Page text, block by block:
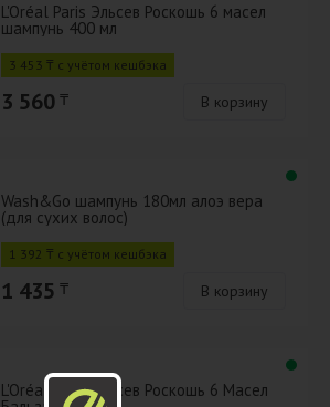
L'Oréal Paris Эльсев Роскошь 6 масел
шампунь 400 мл
3 453 ₸ с учётом кешбэка
3 560 ₸ В корзину
Wash&Go шампунь 180мл алоэ вера
(для сухих волос)
1 392 ₸ с учётом кешбэка
1 435 ₸ В корзину
L'Oréal Paris Эльсев Роскошь 6 Масел